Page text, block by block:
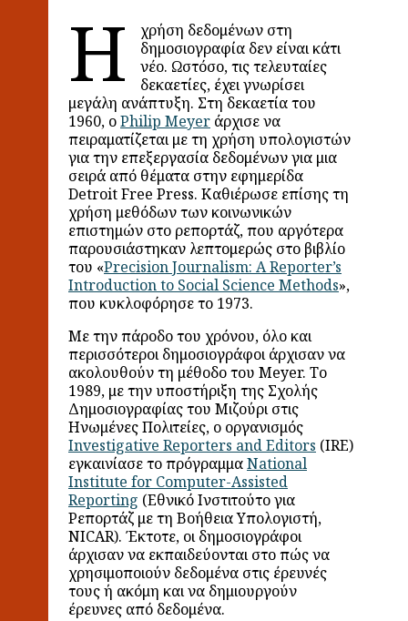
Η
χρήση δεδομένων στη
δημοσιογραφία δεν είναι κάτι
νέο. Ωστόσο, τις τελευταίες
δεκαετίες, έχει γνωρίσει
μεγάλη ανάπτυξη. Στη δεκαετία του
1960, οPhilip Meyer άρχισε να
πειραματίζεται με τη χρήση υπολογιστών
για την επεξεργασία δεδομένων για μια
σειρά από θέματα στην εφημερίδα
Detroit Free Press. Καθιέρωσε επίσης τη
χρήση μεθόδων των κοινωνικών
επιστημών στο ρεπορτάζ, που αργότερα
παρουσιάστηκαν λεπτομερώς στο βιβλίο
του «Precision Journalism: A Reporter’s
Introduction to Social Science Methods»,
που κυκλοφόρησε το 1973.
Με την πάροδο του χρόνου, όλο και
περισσότεροι δημοσιογράφοι άρχισαν να
ακολουθούν τη μέθοδο του Meyer. Το
1989, με την υποστήριξη της Σχολής
Δημοσιογραφίας του Μιζούρι στις
Ηνωμένες Πολιτείες, ο οργανισμός
Investigative Reporters and Editors (IRE)
εγκαινίασε το πρόγραμμαNational
Institute for Computer-Assisted
Reporting (Εθνικό Ινστιτούτο για
Ρεπορτάζ με τη Βοήθεια Υπολογιστή,
NICAR). Έκτοτε, οι δημοσιογράφοι
άρχισαν να εκπαιδεύονται στο πώς να
χρησιμοποιούν δεδομένα στις έρευνές
τους ή ακόμη και να δημιουργούν
έρευνες από δεδομένα.